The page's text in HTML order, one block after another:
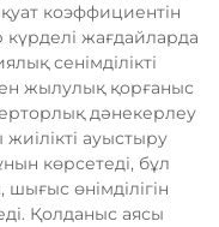
коэффициентін
жағдайларда
сенімділікті
жылулық қорғаныс
дәнекерлеу
ауыстыру
көрсетеді, бұл
өнімділігін
Қолданыс аясы